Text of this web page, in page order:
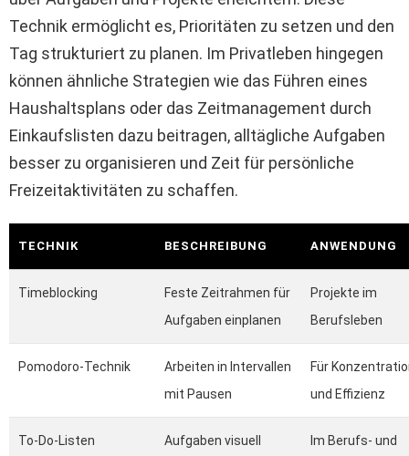
Technik ermöglicht es, Prioritäten zu setzen und den
Tag strukturiert zu planen. Im Privatleben hingegen
können ähnliche Strategien wie das Führen eines
Haushaltsplans oder das Zeitmanagement durch
Einkaufslisten dazu beitragen, alltägliche Aufgaben
besser zu organisieren und Zeit für persönliche
Freizeitaktivitäten zu schaffen.
TECHNIK BESCHREIBUNG ANWENDUNG
Timeblocking
Feste Zeitrahmen für
Aufgaben einplanen
Projekte im
Berufsleben
Pomodoro-Technik
Arbeiten in Intervallen
mit Pausen
Für
und Effizienz
To-Do-Listen
Aufgaben visuell
Im Berufs- und